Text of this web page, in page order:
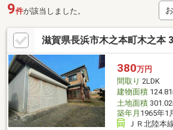
9件が該当しました。
滋賀県長浜市木之本町木之本
380万円
間取り 2LDK
建物面積
土地面積
築年月 1965年1
ＪＲ北陸本